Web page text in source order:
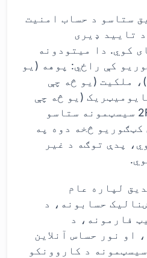
ستاسو د حساب امنیت
تایید ډیری
کوي. دا میتودونه
کې راځي: پوهه (یو
ملکیت (یو څه چې
(یو څه چې
تاسو یې یاست). د 2FA سیسټمونه ستاسو
څخه دوه په
پدې توګه د غیر
لپاره عام
حسابونه، د
فارمونه، د
او نور حساس آنلاین
د کاروونکو